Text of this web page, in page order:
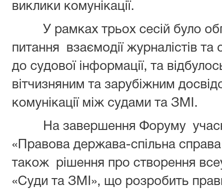
виклики комунікації.
У рамках трьох сесій було
питання взаємодії журналістів
до судової інформації, та
вітчизняним та зарубіжним
комунікації між судами та ЗМІ.
На завершення Форуму
«Правова держава-спільна справа
також рішення про створення
«Суди та ЗМІ», що розробить